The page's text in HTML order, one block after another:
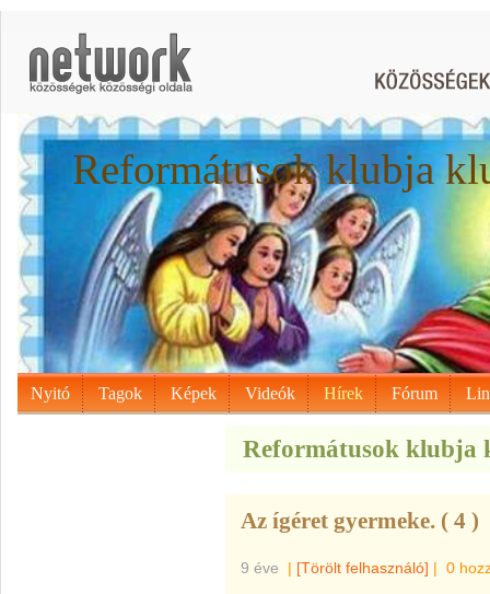
Reformátusok klubja
Nyitó Tagok Képek Videók Hírek Fórum
Reformátusok klubja
Az ígéret gyermeke. ( 4 )
9 éve | [Törölt felhasználó] | 0